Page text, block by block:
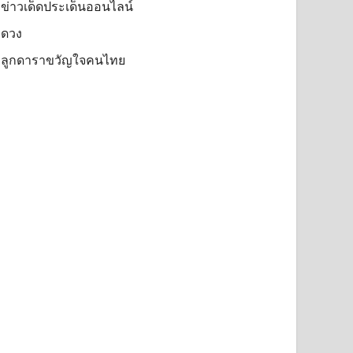
ข่าวเด็ดประเด็นออนไลน์
ดวง
ลูกดาราขวัญใจคนไทย